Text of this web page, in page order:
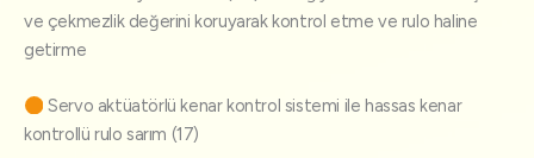
ve çekmezlik değerini koruyarak kontrol etme ve rulo haline
getirme
Servo aktüatörlü kenar kontrol sistemi ile hassas kenar
kontrollü rulo sarım (17)